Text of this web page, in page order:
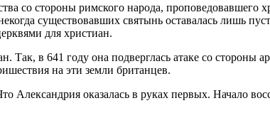
со стороны римского народа, проповедовавшего
существовавших святынь оставалась лишь
для христиан.
Так, в 641 году она подверглась атаке со стороны
на эти земли британцев.
оказалась в руках первых. Начало